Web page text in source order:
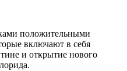
положительными
включают в себя
и открытие нового